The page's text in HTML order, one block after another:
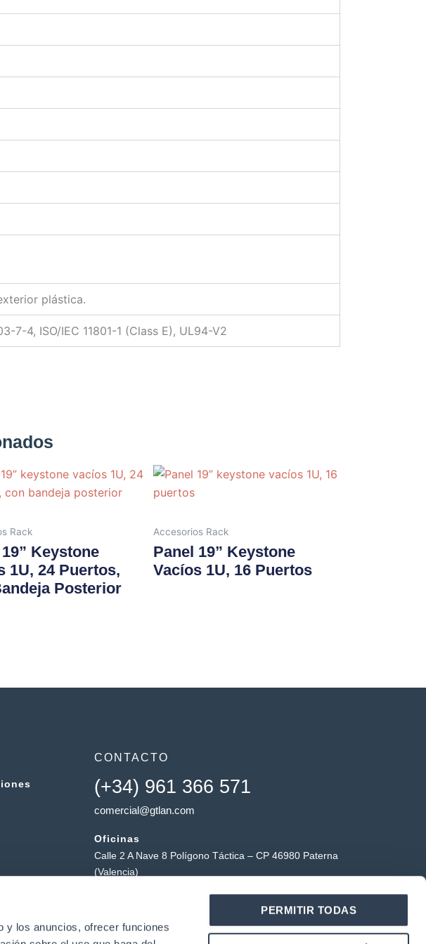
y los anuncios, ofrecer funciones
PERMITIR TODAS
plástica.
7-4, ISO/IEC 11801-1 (Class E), UL94-V2
Rack
Keystone
1U, 24 Puertos,
Posterior
Accesorios Rack
Panel 19” Keystone
Vacíos 1U, 16 Puertos
CONTACTO
(+34) 961 366 571
comercial@gtlan.com
Oficinas
Calle 2 A Nave 8 Polígono Táctica – CP 46980 Paterna
(Valencia)
Polígono Industrial Táctica, Carrer Forners, 18, 46980
Paterna (Valencia)